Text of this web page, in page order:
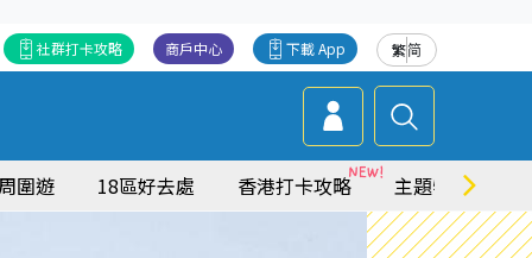
繁简
下載 App
商戶中心
社群打卡攻略
圍遊 18區好去處 香港打卡攻略 主題特集